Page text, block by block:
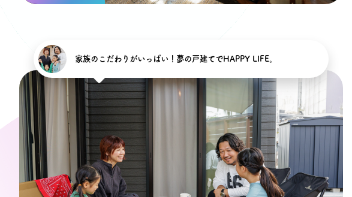
プライバシーポリシー
家族のこだわりがいっぱい！夢の戸建てでHAPPY LIFE。